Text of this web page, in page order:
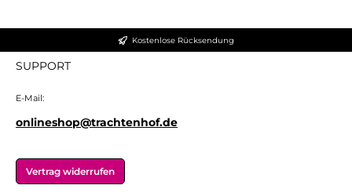
Kostenlose Rücksendung
SUPPORT
E-Mail:
onlineshop@trachtenhof.de
Vertrag widerrufen